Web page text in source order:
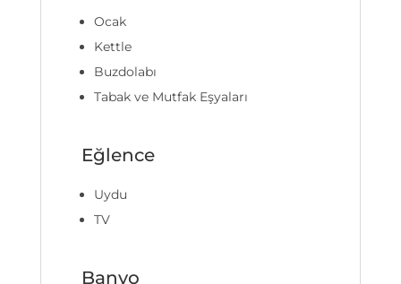
Ocak
Kettle
Buzdolabı
Tabak ve Mutfak Eşyaları
Eğlence
Uydu
TV
Banyo